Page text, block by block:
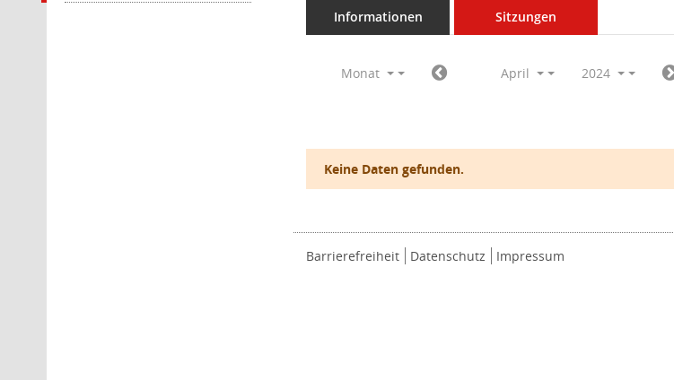
Informationen Sitzungen
Monat April 2024
Keine Daten gefunden.
Barrierefreiheit Datenschutz Impressum